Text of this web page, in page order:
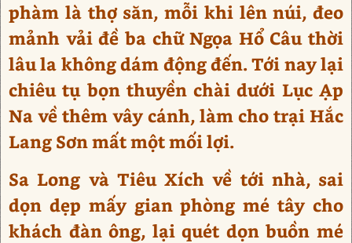
phàm là thợ săn, mỗi khi lên núi, đeo
mảnh vải đề ba chữ Ngọa Hổ Câu thời
lâu la không dám động đến. Tới nay lại
chiêu tụ bọn thuyền chài dưới Lục Ạp
Na về thêm vây cánh, làm cho trại Hắc
Lang Sơn mất một mối lợi.
Sa Long và Tiêu Xích về tới nhà, sai
dọn dẹp mấy gian phòng mé tây cho
khách đàn ông, lại quét dọn buồn mé